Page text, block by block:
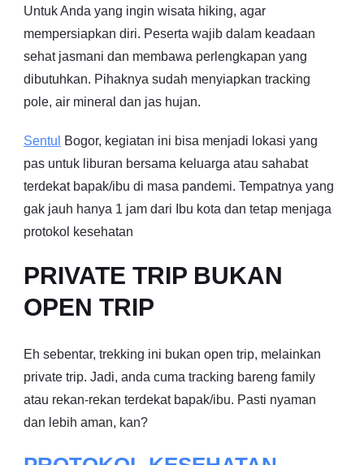
Untuk Anda yang ingin wisata hiking, agar
mempersiapkan diri. Peserta wajib dalam keadaan
sehat jasmani dan membawa perlengkapan yang
dibutuhkan. Pihaknya sudah menyiapkan tracking
pole, air mineral dan jas hujan.
Sentul
Bogor, kegiatan ini bisa menjadi lokasi yang
pas untuk liburan bersama keluarga atau sahabat
terdekat bapak/ibu di masa pandemi. Tempatnya yang
gak jauh hanya 1 jam dari Ibu kota dan tetap menjaga
protokol kesehatan
PRIVATE TRIP BUKAN
OPEN TRIP
Eh sebentar, trekking ini bukan open trip, melainkan
private trip. Jadi, anda cuma tracking bareng family
atau rekan-rekan terdekat bapak/ibu. Pasti nyaman
dan lebih aman, kan?